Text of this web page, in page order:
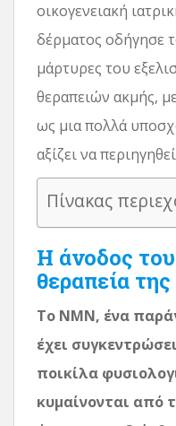
οικογενειακή
δέρματος οδήγησε
μάρτυρες του
θεραπειών ακμής,
ως μια πολλά
αξίζει να
Πίνακας
Η άνοδος
θεραπεία
Το NMN, ένα
έχει
ποικίλα
κυμαίνονται από